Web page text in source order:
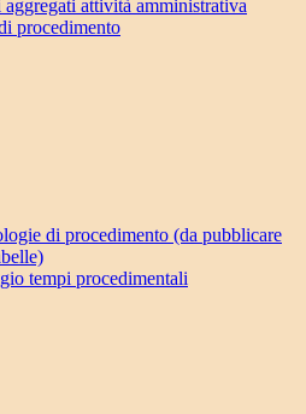
aggregati attività amministrativa
procedimento
di procedimento (da pubblicare
tempi procedimentali